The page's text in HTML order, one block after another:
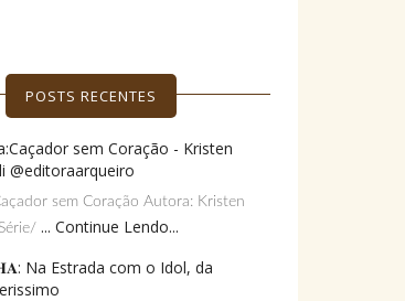
POSTS RECENTES
sem Coração - Kristen
@editoraarqueiro
sem Coração Autora: Kristen
... Continue Lendo...
Na Estrada com o Idol, da